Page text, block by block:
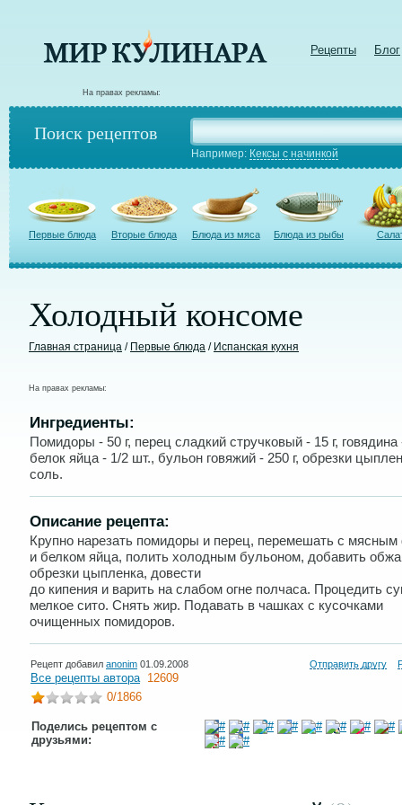
Рецепты Блог
На правах рекламы:
Поиск рецептов
Например: Кексы с начинкой
Первые блюда Вторые блюда Блюда из мяса Блюда из рыбы
Холодный консоме
Главная страница / Первые блюда / Испанская кухня
На правах рекламы:
Ингредиенты:
Помидоры - 50 г, перец сладкий стручковый - 15 г, говядина
белок яйца - 1/2 шт., бульон говяжий - 250 г, обрезки
соль.
Описание рецепта:
Крупно нарезать помидоры и перец, перемешать с
и белком яйца, полить холодным бульоном, добавить
обрезки цыпленка, довести
до кипения и варить на слабом огне полчаса. Процедить
мелкое сито. Снять жир. Подавать в чашках с кусочками
очищенных помидоров.
Рецепт добавил anonim 01.09.2008 Отправить другу
Все рецепты автора 12609
0/1866
Поделись рецептом с
друзьями: